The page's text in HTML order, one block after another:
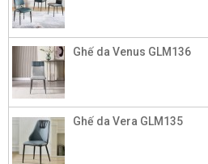
Ghế da Venus GLM136
Ghế da Vera GLM135